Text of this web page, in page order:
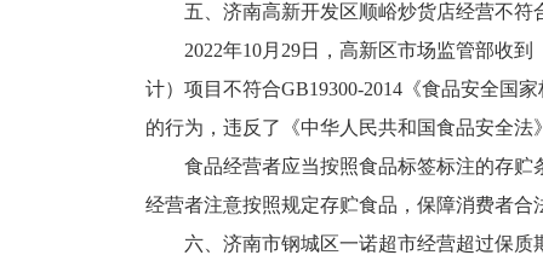
五、济南高新开发区顺峪炒货店经营不符
2022年10月29日，高新区市场监管部收
计）项目不符合GB19300-2014《食品安全国
的行为，违反了《中华人民共和国食品安全
食品经营者应当按照食品标签标注的存
经营者注意按照规定存贮食品，保障消费者合
六、济南市钢城区一诺超市经营超过保质